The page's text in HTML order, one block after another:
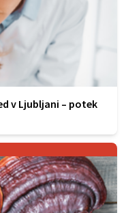
v Ljubljani – potek